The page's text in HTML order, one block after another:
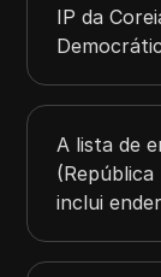
IP da
A lista de
inclui